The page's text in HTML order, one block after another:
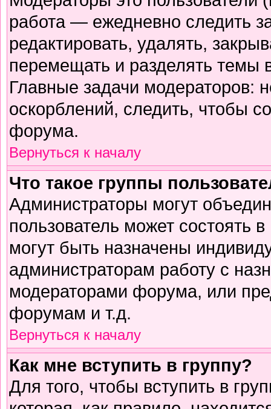
работа — ежедневно следить
редактировать, удалять,
перемещать и разделять темы
Главные задачи модераторов:
оскорблений, следить, чтобы
форума.
Вернуться к началу
Что такое группы
Администраторы могут
пользователь может состоять
могут быть назначены
администраторам работу с
модераторами форума, или
форумам и т.д.
Вернуться к началу
Как мне вступить в группу?
Для того, чтобы вступить в